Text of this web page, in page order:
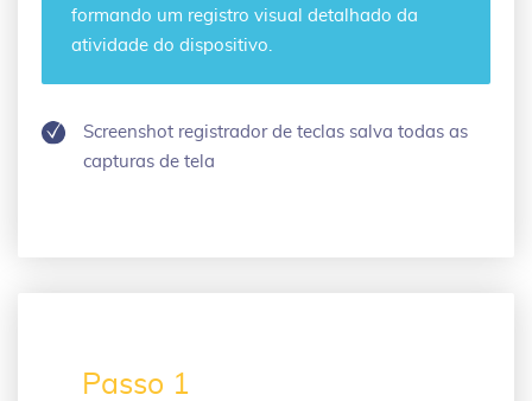
formando um registro visual detalhado da
atividade do dispositivo.
Screenshot registrador de teclas salva todas as
capturas de tela
Passo 1